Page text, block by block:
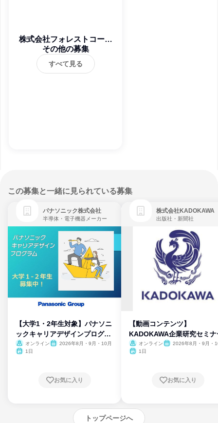
株式会社フォレストコーポ
レーション
その他の募集
すべて見る
この募集と一緒に見られている募集
パナソニック株式会社
半導体・電子機器メーカー
【大学1・2年生対象】パナソニ
ックキャリアデザインプログラ
ム
オンライン
2026年8月・9月・10月
1日
お気に入り
株式会社KADOKAWA
出版社・新聞社
【動画コンテンツ】
KADOKAWA企業研究セミナ
オンライン
2026年8月・9月・
1日
お気に入り
トップページへ